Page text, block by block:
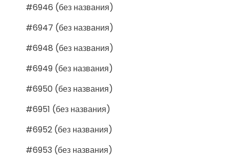
#6946 (без названия)
#6947 (без названия)
#6948 (без названия)
#6949 (без названия)
#6950 (без названия)
#6951 (без названия)
#6952 (без названия)
#6953 (без названия)